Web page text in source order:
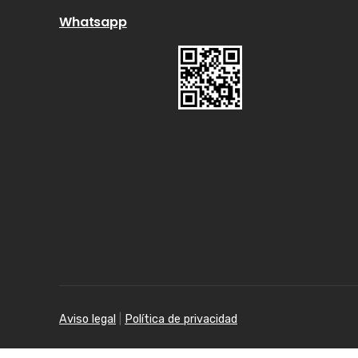
Whatsapp
Aviso legal Política de privacidad